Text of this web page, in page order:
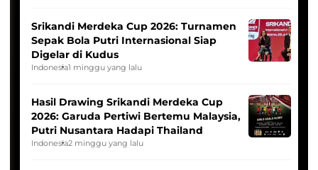
Srikandi Merdeka Cup 2026: Turnamen
Sepak Bola Putri Internasional Siap
Digelar di Kudus
Indonesia1 minggu yang lalu
Hasil Drawing Srikandi Merdeka Cup
2026: Garuda Pertiwi Bertemu Malaysia,
Putri Nusantara Hadapi Thailand
Indonesia2 minggu yang lalu